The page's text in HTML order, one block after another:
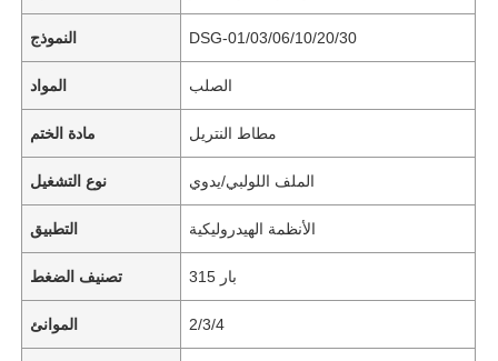
النموذج DSG-01/03/06/10/20/30
المواد الصلب
مادة الختم مطاط النتريل
نوع التشغيل الملف اللولبي/يدوي
التطبيق الأنظمة الهيدروليكية
تصنيف الضغط 315 بار
الموانئ 2/3/4